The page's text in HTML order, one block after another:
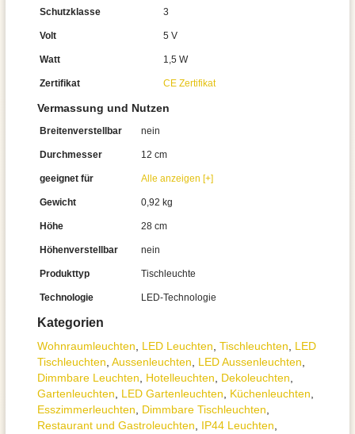
Kategorien
Wohnraum­leuchten LED Leuchten Tisch­leuchten
LED
Tischleuchten Aussen­leuchten LED Aussenleuchten
Dimmbare Leuchten
Hotelleuchten Dekoleuchten
Gartenleuchten
LED Gartenleuchten Küchenleuchten
Esszimmer­­leuchten
Dimmbare Tischleuchten
Restaurant und Gastroleuchten
IP44 Leuchten
Schutzklasse 3
Volt 5 V
Watt 1,5 W
Zertifikat CE Zertifikat
Vermassung und Nutzen
Breitenverstellbar nein
Durchmesser 12 cm
geeignet für Alle anzeigen [+]
Gewicht 0,92 kg
Höhe 28 cm
Höhenverstellbar nein
Produkttyp Tischleuchte
Technologie LED-Technologie